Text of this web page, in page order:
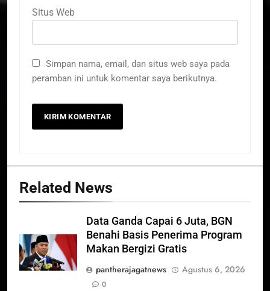
Situs Web
Simpan nama, email, dan situs web saya pada
peramban ini untuk komentar saya berikutnya.
Related News
Data Ganda Capai 6 Juta, BGN
Benahi Basis Penerima Program
Makan Bergizi Gratis
pantherajagatnews
Agustus 6, 2026
0